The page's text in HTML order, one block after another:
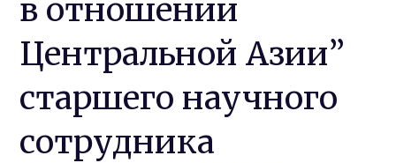
в отношении
Центральной Азии”
старшего научного
сотрудника